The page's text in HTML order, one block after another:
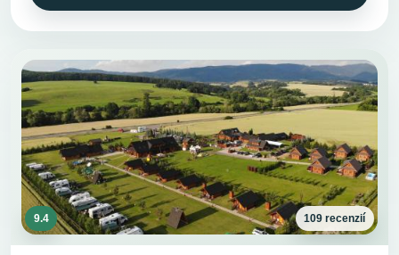
9.4 109 recenzií